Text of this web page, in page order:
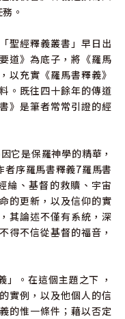
。
經釋義叢書」早日出
道》為底子，將《羅馬
以充實《羅馬書釋義》
。既往四十餘年的傳道
》是筆者常常引證的經
是保羅神學的精華，
者序羅馬書釋義7羅馬書
綸、基督的救贖、宇宙
的更新，以及信仰的實
其論述不僅有系統，深
得不信從基督的福音，
。在這個主題之下 ，
實例，以及他個人的信
的惟一條件；藉以否定